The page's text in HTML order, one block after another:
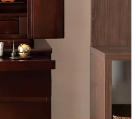
扉：
トオーク）
貼り